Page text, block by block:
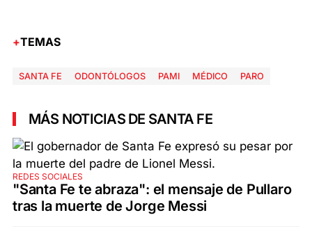
TEMAS
SANTA FE ODONTÓLOGOS PAMI MÉDICO PARO
MÁS NOTICIAS DE SANTA FE
REDES SOCIALES
"Santa Fe te abraza": el mensaje de Pullaro
tras la muerte de Jorge Messi